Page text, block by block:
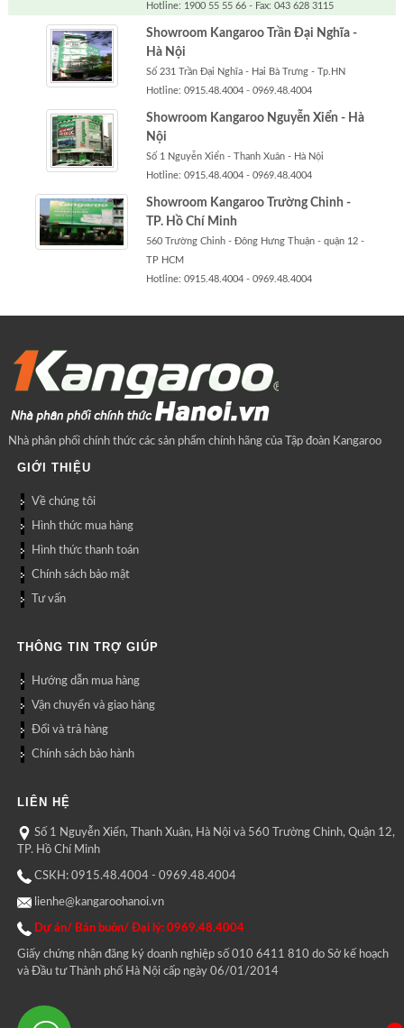
Hotline: 1900 55 55 66 - Fax: 043 628 3115
Showroom Kangaroo Trần Đại Nghĩa -
Hà Nội
Số 231 Trần Đại Nghĩa - Hai Bà Trưng - Tp.HN
Hotline: 0915.48.4004 - 0969.48.4004
Showroom Kangaroo Nguyễn Xiển - Hà
Nội
Số 1 Nguyễn Xiển - Thanh Xuân - Hà Nội
Hotline: 0915.48.4004 - 0969.48.4004
Showroom Kangaroo Trường Chinh -
TP. Hồ Chí Minh
560 Trường Chinh - Đông Hưng Thuận - quận 12 -
TP HCM
Hotline: 0915.48.4004 - 0969.48.4004
Nhà phân phối chính thức các sản phẩm chính hãng của Tập đoàn Kangaroo
GIỚI THIỆU
Về chúng tôi
Hình thức mua hàng
Hình thức thanh toán
Chính sách bảo mật
Tư vấn
THÔNG TIN TRỢ GIÚP
Hướng dẫn mua hàng
Vận chuyển và giao hàng
Đổi và trả hàng
Chính sách bảo hành
LIÊN HỆ
Số 1 Nguyễn Xiển, Thanh Xuân, Hà Nội và 560 Trường Chinh, Quận 12,
TP. Hồ Chí Minh
CSKH: 0915.48.4004 - 0969.48.4004
lienhe@kangaroohanoi.vn
Dự án/ Bán buôn/ Đại lý: 0969.48.4004
Giấy chứng nhận đăng ký doanh nghiệp số 010 6411 810 do Sở kế hoạch
và Đầu tư Thành phố Hà Nội cấp ngày 06/01/2014